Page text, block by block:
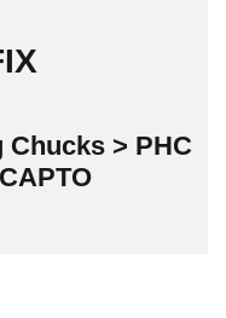
Chucks > PHC